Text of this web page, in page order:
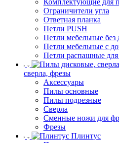
Комплектующие для
Ограничители угла
Ответная планка
Петли PUSH
Петли мебельные без
Петли мебельные с
Петли распашные для
сверла, фрезы
Аксессуары
Пилы основные
Пилы подрезные
Сверла
Сменные ножи для
Фрезы
Плинтус